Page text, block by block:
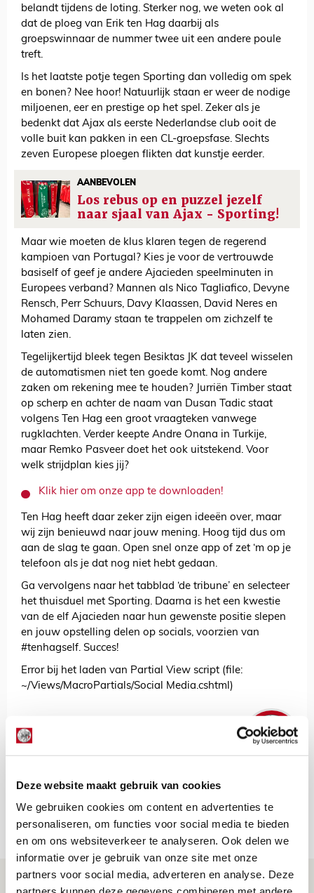
Deze website maakt gebruik van cookies
We gebruiken cookies om content en advertenties te
personaliseren, om functies voor social media te bieden
en om ons websiteverkeer te analyseren. Ook delen we
informatie over je gebruik van onze site met onze
partners voor social media, adverteren en analyse. Deze
belandt tijdens de loting. Sterker nog, we weten ook al
dat de ploeg van Erik ten Hag daarbij als
groepswinnaar de nummer twee uit een andere poule
treft.
Is het laatste potje tegen Sporting dan volledig om spek
en bonen? Nee hoor! Natuurlijk staan er weer de nodige
miljoenen, eer en prestige op het spel. Zeker als je
bedenkt dat Ajax als eerste Nederlandse club ooit de
volle buit kan pakken in een CL-groepsfase. Slechts
zeven Europese ploegen flikten dat kunstje eerder.
AANBEVOLEN
Los rebus op en puzzel jezelf
naar sjaal van Ajax - Sporting!
Maar wie moeten de klus klaren tegen de regerend
kampioen van Portugal? Kies je voor de vertrouwde
basiself of geef je andere Ajacieden speelminuten in
Europees verband? Mannen als Nico Tagliafico, Devyne
Rensch, Perr Schuurs, Davy Klaassen, David Neres en
Mohamed Daramy staan te trappelen om zichzelf te
laten zien.
Tegelijkertijd bleek tegen Besiktas JK dat teveel wisselen
de automatismen niet ten goede komt. Nog andere
zaken om rekening mee te houden? Jurriën Timber staat
op scherp en achter de naam van Dusan Tadic staat
volgens Ten Hag een groot vraagteken vanwege
rugklachten. Verder keepte Andre Onana in Turkije,
maar Remko Pasveer doet het ook uitstekend. Voor
welk strijdplan kies jij?
Klik hier om onze app te downloaden!
Ten Hag heeft daar zeker zijn eigen ideeën over, maar
wij zijn benieuwd naar jouw mening. Hoog tijd dus om
aan de slag te gaan. Open snel onze app of zet ‘m op je
telefoon als je dat nog niet hebt gedaan.
Ga vervolgens naar het tabblad ‘de tribune’ en selecteer
het thuisduel met Sporting. Daarna is het een kwestie
van de elf Ajacieden naar hun gewenste positie slepen
en jouw opstelling delen op socials, voorzien van
#tenhagself. Succes!
Error bij het laden van Partial View script (file:
~/Views/MacroPartials/Social Media.cshtml)
Bekijk alle berichten van De Redactie
Net binnen //
Is dit de laatste wallpaper van Godts in